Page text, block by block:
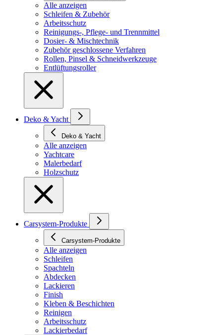
Alle anzeigen
Schleifen & Zubehör
Arbeitsschutz
Reinigungs-, Pflege- und Trennmittel
Dosier- & Mischtechnik
Zubehör geschlossene Verfahren
Rollen, Pinsel & Schneidwerkzeuge
Entlüftungsroller
Deko & Yacht
Deko & Yacht
Alle anzeigen
Yachtcare
Malerbedarf
Holzschutz
Carsystem-Produkte
Carsystem-Produkte
Alle anzeigen
Schleifen
Spachteln
Abdecken
Lackieren
Finish
Kleben & Beschichten
Reinigen
Arbeitsschutz
Lackierbedarf